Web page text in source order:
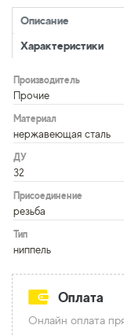
Описание
Характеристики
Производитель
Прочие
Материал
нержавеющая сталь
ДУ
32
Присоединение
резьба
Тип
ниппель
Оплата
Онлайн оплата